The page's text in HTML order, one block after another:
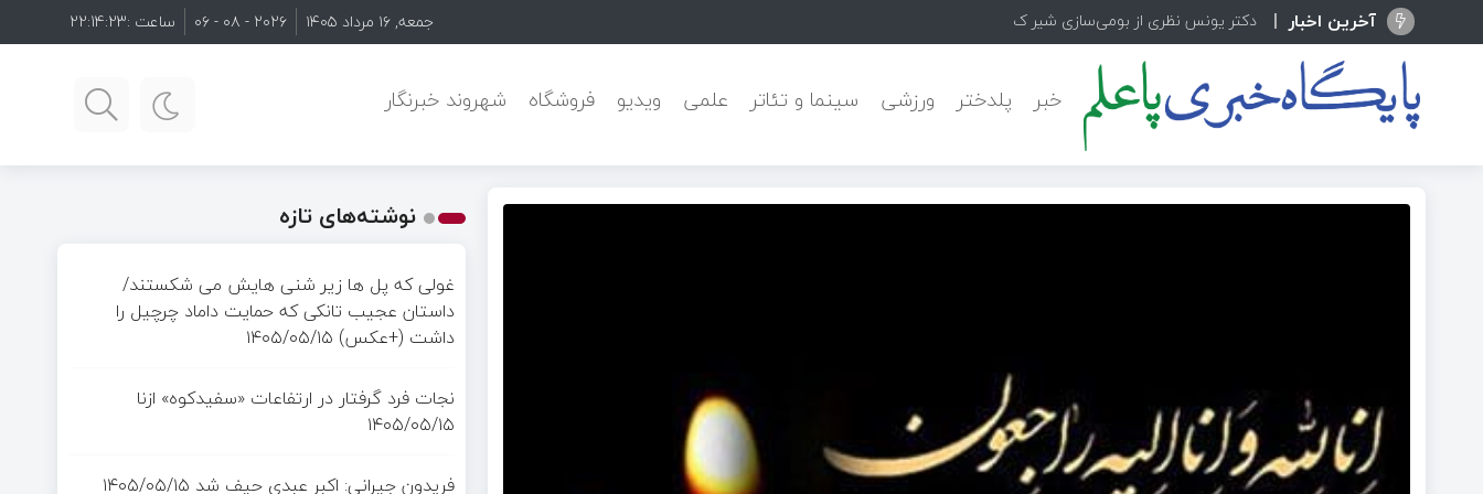
آخرین اخبار دکتر یونس نظری از بومی‌سازی شیر کنترلی پیشرفته جمعه, ۱۶ مرداد ۱۴۰۵ ۲۰۲۶ - ۰۸ - ۰۶ ساعت :22:14:24
خبر پلدختر ورزشی سینما و تئاتر علمی ویدیو فروشگاه شهروند خبرنگار
نوشته‌های تازه
غولی که پل ها زیر شنی هایش می شکستند/
داستان عجیب تانکی که حمایت داماد چرچیل را
داشت (+عکس) ۱۴۰۵/۰۵/۱۵
نجات فرد گرفتار در ارتفاعات «سفیدکوه» ازنا
۱۴۰۵/۰۵/۱۵
فریدون جیرانی: اکبر عبدی حیف شد ۱۴۰۵/۰۵/۱۵